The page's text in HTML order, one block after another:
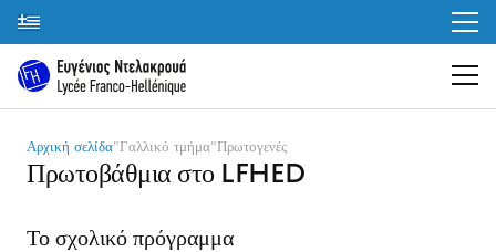
Αρχική σελίδα"Γαλλικό τμήμα"Πρωτογενές
Πρωτοβάθμια στο LFHED
Το σχολικό πρόγραμμα